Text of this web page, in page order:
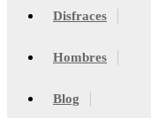
Disfraces
Hombres
Blog